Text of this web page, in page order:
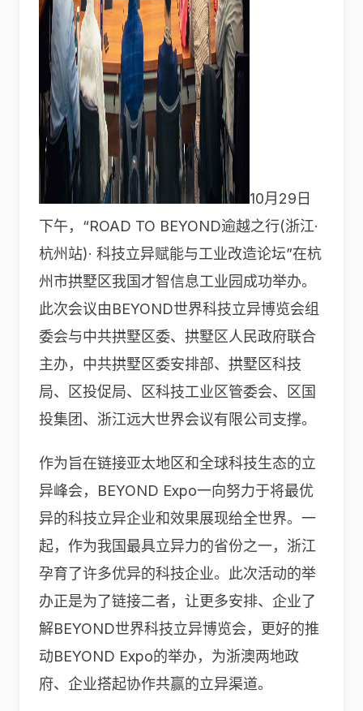
10月29日
下午，“ROAD TO BEYOND逾越之行(浙江·
杭州站)· 科技立异赋能与工业改造论坛”在杭
州市拱墅区我国才智信息工业园成功举办。
此次会议由BEYOND世界科技立异博览会组
委会与中共拱墅区委、拱墅区人民政府联合
主办，中共拱墅区委安排部、拱墅区科技
局、区投促局、区科技工业区管委会、区国
投集团、浙江远大世界会议有限公司支撑。
作为旨在链接亚太地区和全球科技生态的立
异峰会，BEYOND Expo一向努力于将最优
异的科技立异企业和效果展现给全世界。一
起，作为我国最具立异力的省份之一，浙江
孕育了许多优异的科技企业。此次活动的举
办正是为了链接二者，让更多安排、企业了
解BEYOND世界科技立异博览会，更好的推
动BEYOND Expo的举办，为浙澳两地政
府、企业搭起协作共赢的立异渠道。